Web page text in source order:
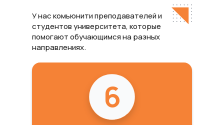
У нас комьюнити преподавателей и
студентов университета, которые
помогают обучающимся на разных
направлениях.
6